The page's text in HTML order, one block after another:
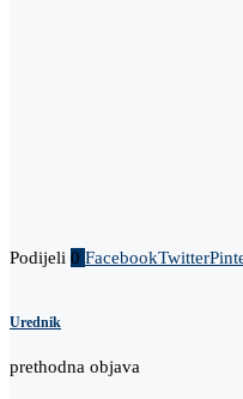
Podijeli 0 FacebookTwitter
Urednik
prethodna objava